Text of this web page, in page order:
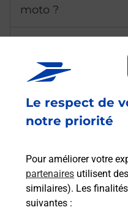
Le respect de
notre priorité
Pour améliorer votre
partenaires utilisent
similaires). Les
suivantes :
moto ?
Combien coûte
Combien de
conduire ?
À quel âge peut-
théorique du